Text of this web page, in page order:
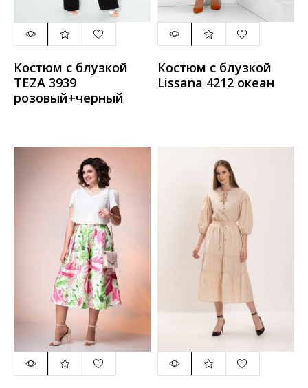
Костюм с блузкой
TEZA 3939
розовый+черный
Костюм с блузкой
Lissana 4212 океан